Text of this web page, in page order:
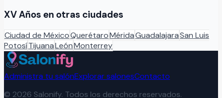
XV Años en otras ciudades
Ciudad de MéxicoQuerétaroMéridaGuadalajaraSan Luis
PotosíTijuanaLeónMonterrey
Administra tu salónExplorar salonesContacto
© 2026 Salonify. Todos los derechos reservados.